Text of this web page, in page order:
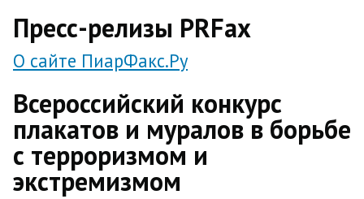
Пресс-релизы PRFax
О сайте ПиарФакс.Ру
Всероссийский конкурс
плакатов и муралов в борьбе
с терроризмом и
экстремизмом